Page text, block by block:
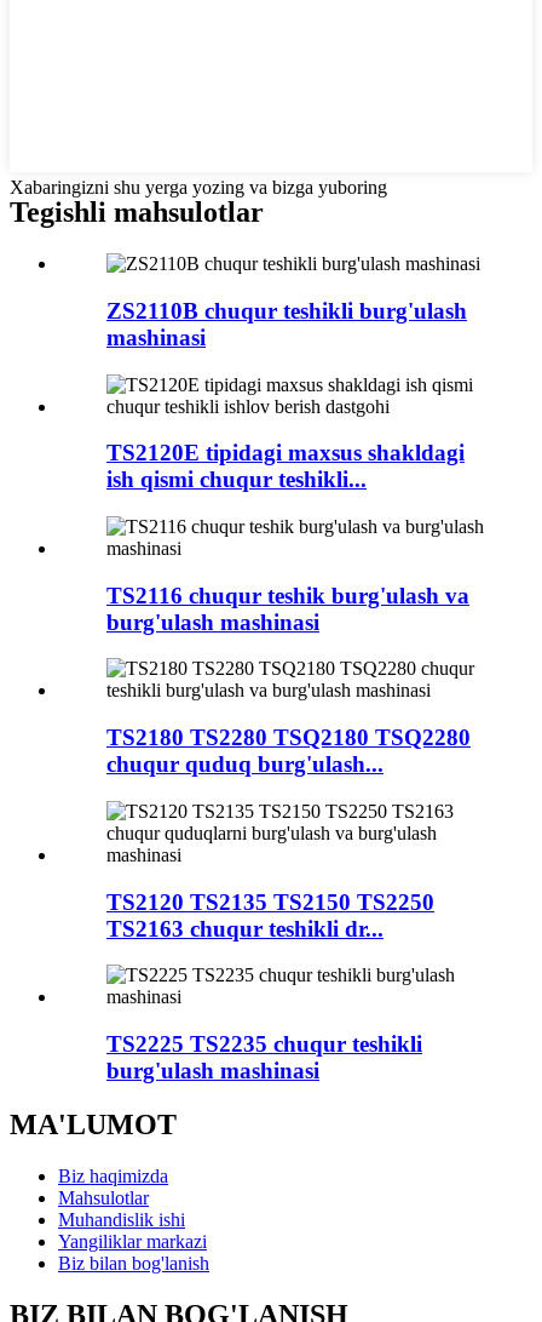
Xabaringizni shu yerga yozing va bizga yuboring
Tegishli mahsulotlar
ZS2110B chuqur teshikli burg'ulash
mashinasi
TS2120E tipidagi maxsus shakldagi
ish qismi chuqur teshikli...
TS2116 chuqur teshik burg'ulash va
burg'ulash mashinasi
TS2180 TS2280 TSQ2180 TSQ2280
chuqur quduq burg'ulash...
TS2120 TS2135 TS2150 TS2250
TS2163 chuqur teshikli dr...
TS2225 TS2235 chuqur teshikli
burg'ulash mashinasi
MA'LUMOT
Biz haqimizda
Mahsulotlar
Muhandislik ishi
Yangiliklar markazi
Biz bilan bog'lanish
BIZ BILAN BOG'LANISH